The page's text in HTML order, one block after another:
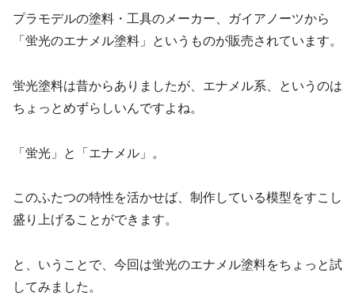
プラモデルの塗料・工具のメーカー、ガイアノーツから
「蛍光のエナメル塗料」というものが販売されています。
蛍光塗料は昔からありましたが、エナメル系、というのは
ちょっとめずらしいんですよね。
「蛍光」と「エナメル」。
このふたつの特性を活かせば、制作している模型をすこし
盛り上げることができます。
と、いうことで、今回は蛍光のエナメル塗料をちょっと試
してみました。